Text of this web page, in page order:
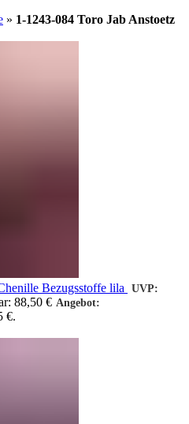
» 1-1243-084 Toro Jab Anstoetz
Bezugsstoffe lila UVP:
88,50 € Angebot:
€.